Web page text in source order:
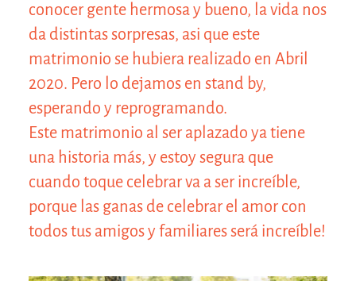
conocer gente hermosa y bueno, la vida nos
da distintas sorpresas, asi que este
matrimonio se hubiera realizado en Abril
2020. Pero lo dejamos en stand by,
esperando y reprogramando.
Este matrimonio al ser aplazado ya tiene
una historia más, y estoy segura que
cuando toque celebrar va a ser increíble,
porque las ganas de celebrar el amor con
todos tus amigos y familiares será increíble!